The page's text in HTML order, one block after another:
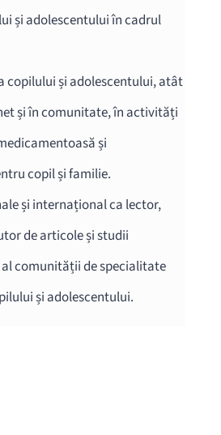
și adolescentului în cadrul
copilului și adolescentului, atât
și în comunitate, în activități
și
copil și familie.
și internațional ca lector,
de articole și studii
comunității de specialitate
și adolescentului.